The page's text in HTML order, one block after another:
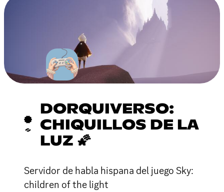
DORQUIVERSO:
CHIQUILLOS DE LA
LUZ 🌠
Servidor de habla hispana del juego Sky:
children of the light